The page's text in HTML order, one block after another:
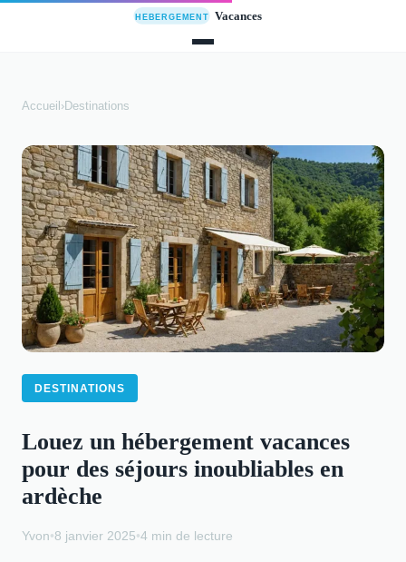
Accueil ›Destinations
DESTINATIONS
Louez un hébergement vacances
pour des séjours inoubliables en
ardèche
Yvon•8 janvier 2025•4 min de lecture